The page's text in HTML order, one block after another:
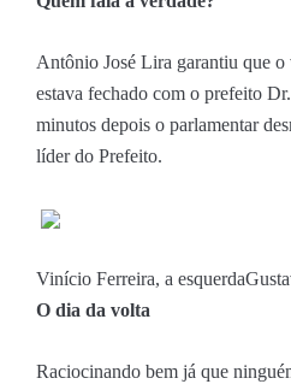
Antônio José Lira garantiu que
estava fechado com o prefeito
minutos depois o parlamentar
líder do Prefeito.
Vinício Ferreira, a esquerda
O dia da volta
Raciocinando bem já que